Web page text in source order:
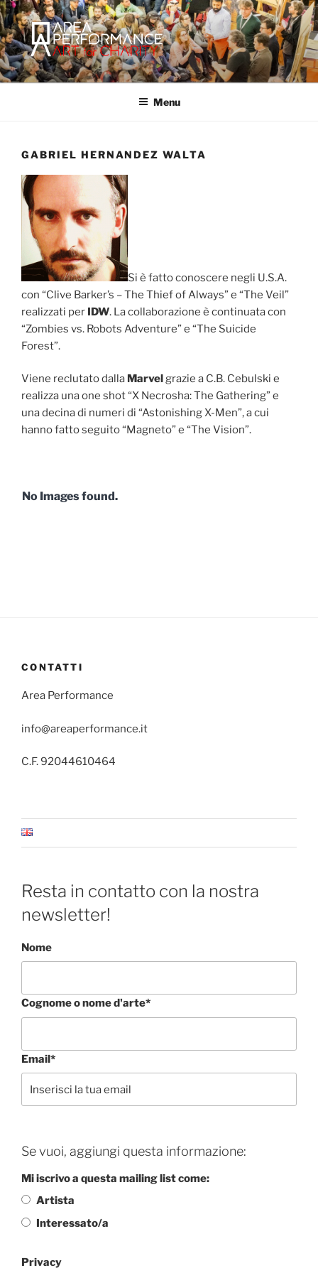
Salta
al
contenuto
AREA PERFORMANCE
Sito ufficiale della Onlus Area Performance.
Menu
GABRIEL HERNANDEZ WALTA
Si è fatto conoscere negli U.S.A.
con “Clive Barker’s – The Thief of Always” e “The Veil”
realizzati per IDW. La collaborazione è continuata con
“Zombies vs. Robots Adventure” e “The Suicide
Forest”.
Viene reclutato dalla Marvel grazie a C.B. Cebulski e
realizza una one shot “X Necrosha: The Gathering” e
una decina di numeri di “Astonishing X-Men”, a cui
hanno fatto seguito “Magneto” e “The Vision”.
No Images found.
CONTATTI
Area Performance
info@areaperformance.it
C.F. 92044610464
Resta in contatto con la nostra
newsletter!
Nome
Cognome o nome d'arte*
Email*
Se vuoi, aggiungi questa informazione:
Mi iscrivo a questa mailing list come:
Artista
Interessato/a
Privacy